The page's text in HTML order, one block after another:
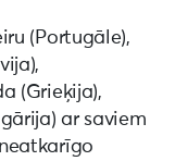
(Portugāle),
(Grieķija),
ar saviem